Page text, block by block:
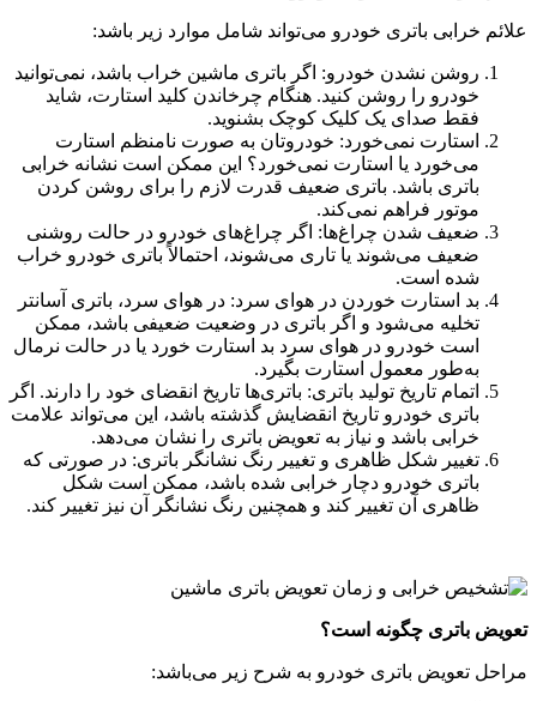
علائم خرابی باتری خودرو می‌تواند شامل موارد زیر باشد:
روشن نشدن خودرو: اگر باتری ماشین خراب باشد، نمی‌توانید
خودرو را روشن کنید. هنگام چرخاندن کلید استارت، شاید
فقط صدای یک کلیک کوچک بشنوید.
استارت نمی‌خورد: خودروتان به صورت نامنظم استارت
می‌خورد یا استارت نمی‌خورد؟ این ممکن است نشانه خرابی
باتری باشد. باتری ضعیف قدرت لازم را برای روشن کردن
موتور فراهم نمی‌کند.
ضعیف شدن چراغ‌ها: اگر چراغ‌های خودرو در حالت روشنی
ضعیف می‌شوند یا تاری می‌شوند، احتمالاً باتری خودرو خراب
شده است.
بد استارت خوردن در هوای سرد: در هوای سرد، باتری آسانتر
تخلیه می‌شود و اگر باتری در وضعیت ضعیفی باشد، ممکن
است خودرو در هوای سرد بد استارت خورد یا در حالت نرمال
به‌طور معمول استارت بگیرد.
اتمام تاریخ تولید باتری: باتری‌ها تاریخ انقضای خود را دارند. اگر
باتری خودرو تاریخ انقضایش گذشته باشد، این می‌تواند علامت
خرابی باشد و نیاز به تعویض باتری را نشان می‌دهد.
تغییر شکل ظاهری و تغییر رنگ نشانگر باتری: در صورتی که
باتری خودرو دچار خرابی شده باشد، ممکن است شکل
ظاهری آن تغییر کند و همچنین رنگ نشانگر آن نیز تغییر کند.
تعویض باتری چگونه است؟
مراحل تعویض باتری خودرو به شرح زیر می‌باشد: